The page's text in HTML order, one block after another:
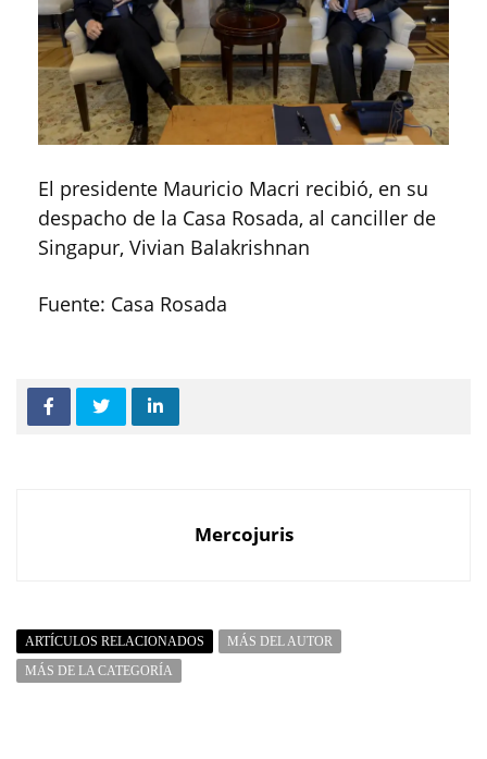
El presidente Mauricio Macri recibió, en su
despacho de la Casa Rosada, al canciller de
Singapur, Vivian Balakrishnan
Fuente: Casa Rosada
Mercojuris
ARTÍCULOS RELACIONADOS
MÁS DEL AUTOR
MÁS DE LA CATEGORÍA